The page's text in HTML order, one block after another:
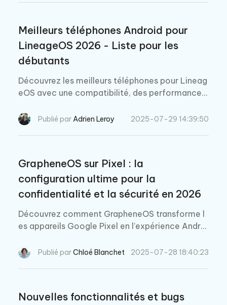
Meilleurs téléphones Android pour
LineageOS 2026 - Liste pour les
débutants
Découvrez les meilleurs téléphones pour Lineag
eOS avec une compatibilité, des performances
onseils d'experts, les recommandations d'appar
Publié parAdrien Leroy 2025-07-29 14:39:50
GrapheneOS sur Pixel : la
configuration ultime pour la
confidentialité et la sécurité en 2026
Découvrez comment GrapheneOS transforme l
es appareils Google Pixel en l’expérience Androi
alités, compatibilité et avis d’utilisateurs.
Publié parChloé Blanchet 2025-07-28 18:40:23
Nouvelles fonctionnalités et bugs